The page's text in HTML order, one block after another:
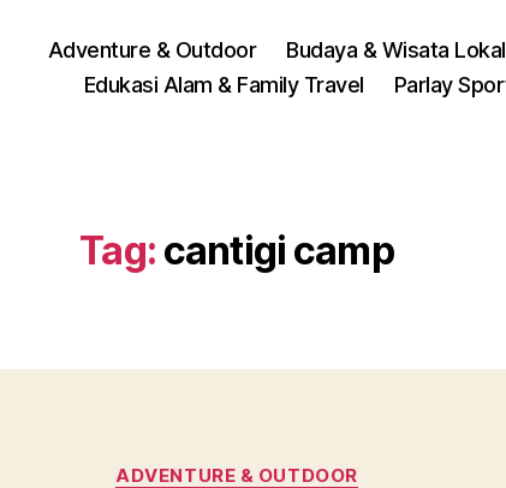
Adventure & Outdoor
Budaya & Wisata Lokal
Edukasi Alam & Family Travel
Parlay
Tag: cantigi camp
Categories
ADVENTURE & OUTDOOR